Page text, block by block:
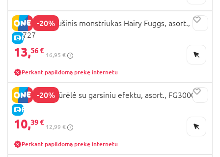
-20%
E-KAINA
FUGGLER pliušinis monstriukas Hairy Fuggs, asort.,
15727
13,56 €
16,95 €
Perkant papildomą prekę internetu
-20%
E-KAINA
FUGGLER figūrėlė su garsiniu efektu, asort., FG3000
10,39 €
12,99 €
Perkant papildomą prekę internetu